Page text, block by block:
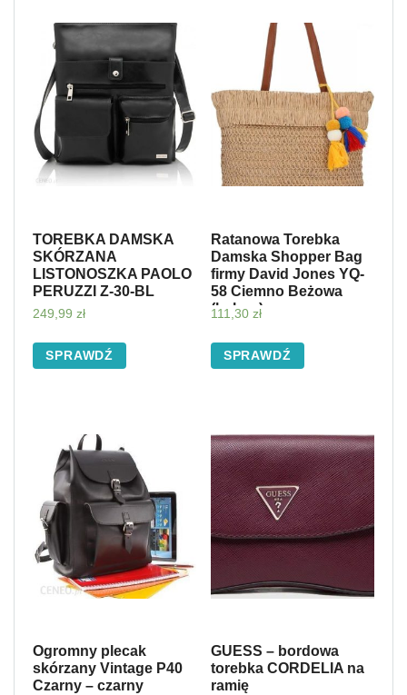
TOREBKA DAMSKA
SKÓRZANA
LISTONOSZKA PAOLO
PERUZZI Z-30-BL
249,99 zł
SPRAWDŹ
Ratanowa Torebka
Damska Shopper Bag
firmy David Jones YQ-
58 Ciemno Beżowa
(kolory)
111,30 zł
SPRAWDŹ
Ogromny plecak
skórzany Vintage P40
Czarny – czarny
GUESS – bordowa
torebka CORDELIA na
ramię